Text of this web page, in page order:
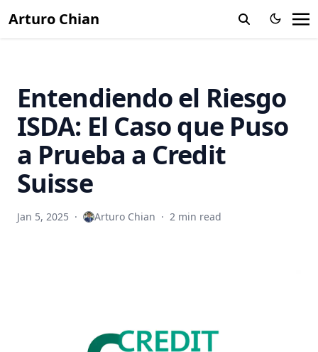
Arturo Chian
Entendiendo el Riesgo
ISDA: El Caso que Puso
a Prueba a Credit
Suisse
Jan 5, 2025 · Arturo Chian · 2 min read